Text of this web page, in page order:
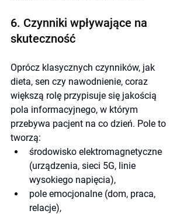
6. Czynniki wpływające na
skuteczność
Oprócz klasycznych czynników, jak
dieta, sen czy nawodnienie, coraz
większą rolę przypisuje się jakością
pola informacyjnego, w którym
przebywa pacjent na co dzień. Pole to
tworzą:
środowisko elektromagnetyczne
(urządzenia, sieci 5G, linie
wysokiego napięcia),
pole emocjonalne (dom, praca,
relacje),